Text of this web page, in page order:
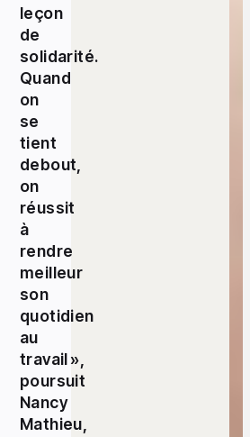
leçon
de
solidarité.
Quand
on
se
tient
debout,
on
réussit
à
rendre
meilleur
son
quotidien
au
travail »,
poursuit
Nancy
Mathieu,